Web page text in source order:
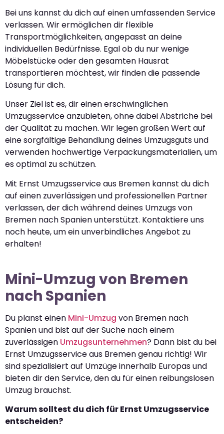
Bei uns kannst du dich auf einen umfassenden Service
verlassen. Wir ermöglichen dir flexible
Transportmöglichkeiten, angepasst an deine
individuellen Bedürfnisse. Egal ob du nur wenige
Möbelstücke oder den gesamten Hausrat
transportieren möchtest, wir finden die passende
Lösung für dich.
Unser Ziel ist es, dir einen erschwinglichen
Umzugsservice anzubieten, ohne dabei Abstriche bei
der Qualität zu machen. Wir legen großen Wert auf
eine sorgfältige Behandlung deines Umzugsguts und
verwenden hochwertige Verpackungsmaterialien, um
es optimal zu schützen.
Mit Ernst Umzugsservice aus Bremen kannst du dich
auf einen zuverlässigen und professionellen Partner
verlassen, der dich während deines Umzugs von
Bremen nach Spanien unterstützt. Kontaktiere uns
noch heute, um ein unverbindliches Angebot zu
erhalten!
Mini-Umzug von Bremen
nach Spanien
Du planst einen Mini-Umzug von Bremen nach
Spanien und bist auf der Suche nach einem
zuverlässigen Umzugsunternehmen? Dann bist du bei
Ernst Umzugsservice aus Bremen genau richtig! Wir
sind spezialisiert auf Umzüge innerhalb Europas und
bieten dir den Service, den du für einen reibungslosen
Umzug brauchst.
Warum solltest du dich für Ernst Umzugsservice
entscheiden?